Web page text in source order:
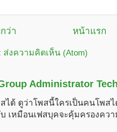
ว่า หน้าแรก
ส่งความคิดเห็น (Atom)
Administrator
ได้ ดูว่าโพสนี้ใครเป็นคนโพส
เหมือนเฟสบุคจะคุ้มครองคว